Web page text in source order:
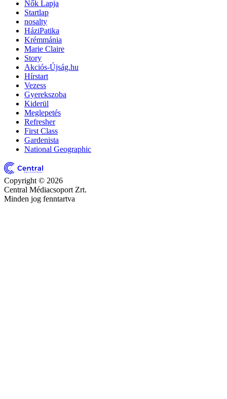
Nők Lapja
Startlap
nosalty
HáziPatika
Krémmánia
Marie Claire
Story
Akciós-Újság.hu
Hírstart
Vezess
Gyerekszoba
Kiderül
Meglepetés
Refresher
First Class
Gardenista
National Geographic
Copyright © 2026
Central Médiacsoport Zrt.
Minden jog fenntartva